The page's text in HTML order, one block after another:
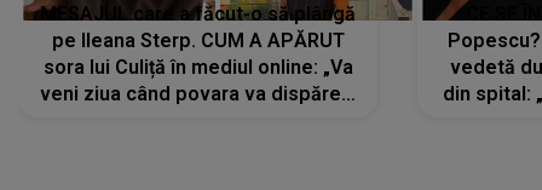
MESAJUL care a făcut-o să plângă
pe Ileana Sterp. CUM A APĂRUT
sora lui Culiță în mediul online: „Va
veni ziua când povara va dispărea,
vedetă
din spital: